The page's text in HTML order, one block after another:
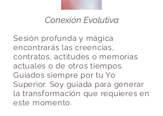
Conexión Evolutiva
Sesión profunda y mágica
encontrarás las creencias,
contratos, actitudes o memorias
actuales o de otros tiempos.
Guiados siempre por tu Yo
Superior. Soy guiada para generar
la transformación que requieres en
este momento.